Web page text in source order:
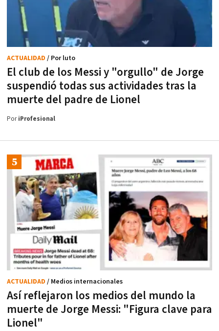
El club de los Messi y "orgullo" de Jorge
suspendió todas sus actividades tras la
muerte del padre de Lionel
ACTUALIDAD / Por luto
PoriProfesional
Así reflejaron los medios del mundo la
muerte de Jorge Messi: "Figura clave para
Lionel"
ACTUALIDAD / Medios internacionales